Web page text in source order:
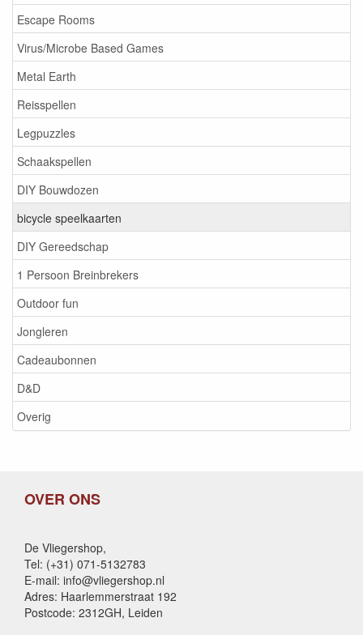
Escape Rooms
Virus/Microbe Based Games
Metal Earth
Reisspellen
Legpuzzles
Schaakspellen
DIY Bouwdozen
bicycle speelkaarten
DIY Gereedschap
1 Persoon Breinbrekers
Outdoor fun
Jongleren
Cadeaubonnen
D&D
Overig
OVER ONS
De Vliegershop,
Tel: (+31) 071-5132783
E-mail: info@vliegershop.nl
Adres: Haarlemmerstraat 192
Postcode: 2312GH, Leiden